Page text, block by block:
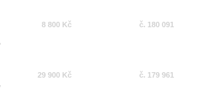
8 800 Kč č. 180 091
29 900 Kč č. 179 961